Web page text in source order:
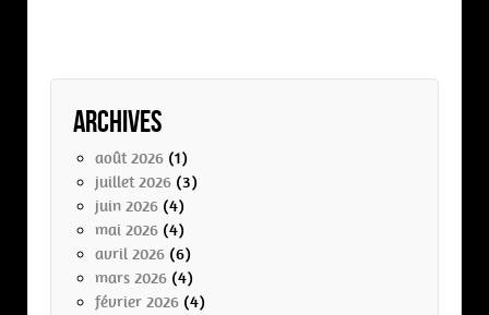
Archives
août 2026 (1)
juillet 2026 (3)
juin 2026 (4)
mai 2026 (4)
avril 2026 (6)
mars 2026 (4)
février 2026 (4)